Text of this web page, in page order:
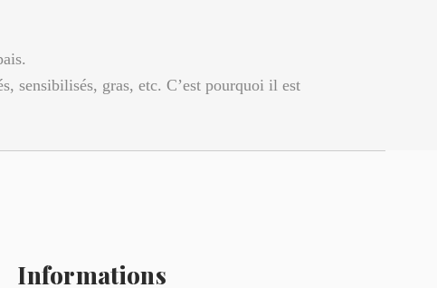
sensibilisés, gras, etc. C’est pourquoi il est
Informations